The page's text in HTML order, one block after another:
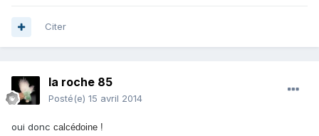
Citer
la roche 85
Posté(e) 15 avril 2014
oui donc calcédoine !